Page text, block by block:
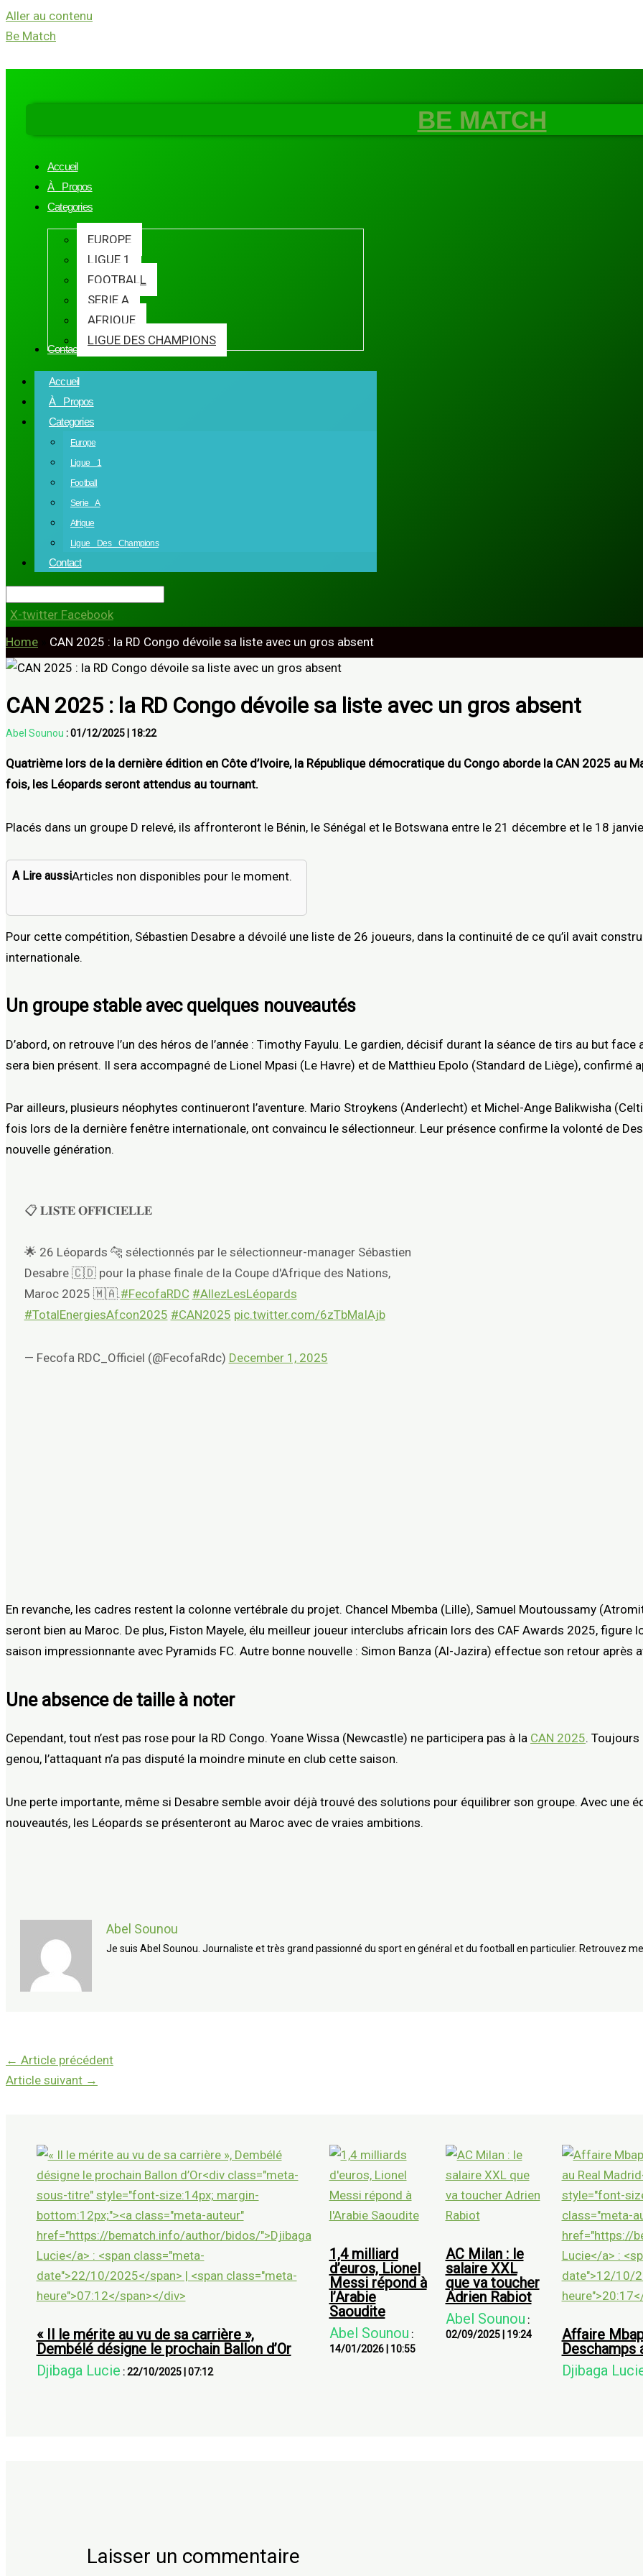
Aller au contenu
Be Match
BE MATCH
Accueil
À Propos
Categories
EUROPE
LIGUE 1
FOOTBALL
SERIE A
AFRIQUE
LIGUE DES CHAMPIONS
Contact
Accueil
À Propos
Categories
Europe
Ligue 1
Football
Serie A
Afrique
Ligue Des Champions
Contact
X-twitter Facebook
Home
CAN 2025 : la RD Congo dévoile sa liste avec un gros absent
CAN 2025 : la RD Congo dévoile sa liste avec un gros absent
Abel Sounou :01/12/2025 18:22
Quatrième lors de la dernière édition en Côte d’Ivoire, la République démocratique du Congo aborde la CAN 2025 au
fois, les Léopards seront attendus au tournant.
Placés dans un groupe D relevé, ils affronteront le Bénin, le Sénégal et le Botswana entre le 21 décembre et le 18
A Lire aussiArticles non disponibles pour le moment.
Pour cette compétition, Sébastien Desabre a dévoilé une liste de 26 joueurs, dans la continuité de ce qu’il avait
internationale.
Un groupe stable avec quelques nouveautés
D’abord, on retrouve l’un des héros de l’année : Timothy Fayulu. Le gardien, décisif durant la séance de tirs au but
sera bien présent. Il sera accompagné de Lionel Mpasi (Le Havre) et de Matthieu Epolo (Standard de Liège), confirmé
Par ailleurs, plusieurs néophytes continueront l’aventure. Mario Stroykens (Anderlecht) et Michel-Ange Balikwisha
fois lors de la dernière fenêtre internationale, ont convaincu le sélectionneur. Leur présence confirme la volonté de
nouvelle génération.
📋 𝐋𝐈𝐒𝐓𝐄 𝐎𝐅𝐅𝐈𝐂𝐈𝐄𝐋𝐋𝐄
​🌟 ​26 Léopards 🐆 sélectionnés par le sélectionneur-manager Sébastien
Desabre 🇨🇩 pour la phase finale de la Coupe d'Afrique des Nations,
Maroc 2025 🇲🇦.#FecofaRDC #AllezLesLéopards
#TotalEnergiesAfcon2025 #CAN2025 pic.twitter.com/6zTbMaIAjb
— Fecofa RDC_Officiel (@FecofaRdc) December 1, 2025
En revanche, les cadres restent la colonne vertébrale du projet. Chancel Mbemba (Lille), Samuel Moutoussamy
seront bien au Maroc. De plus, Fiston Mayele, élu meilleur joueur interclubs africain lors des CAF Awards 2025, figure
saison impressionnante avec Pyramids FC. Autre bonne nouvelle : Simon Banza (Al-Jazira) effectue son retour après
Une absence de taille à noter
Cependant, tout n’est pas rose pour la RD Congo. Yoane Wissa (Newcastle) ne participera pas à la CAN 2025. Toujours
genou, l’attaquant n’a pas disputé la moindre minute en club cette saison.
Une perte importante, même si Desabre semble avoir déjà trouvé des solutions pour équilibrer son groupe. Avec une
nouveautés, les Léopards se présenteront au Maroc avec de vraies ambitions.
Abel Sounou
Je suis Abel Sounou. Journaliste et très grand passionné du sport en général et du football en particulier. Retrouvez
← Article précédent
Article suivant →
« Il le mérite au vu de sa carrière »,
Dembélé désigne le prochain Ballon d’Or
Djibaga Lucie :22/10/2025| 07:12
1,4 milliard
d’euros, Lionel
Messi répond à
l’Arabie
Saoudite
Abel Sounou :
14/01/2026| 10:55
AC Milan : le
salaire XXL
que va toucher
Adrien Rabiot
Abel Sounou :
02/09/2025| 19:24
Affaire
Deschamps
Djibaga
Laisser un commentaire